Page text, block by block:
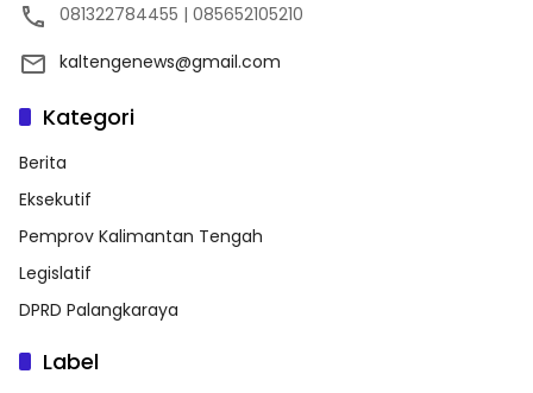
081322784455 | 085652105210
kaltengenews@gmail.com
Kategori
Berita
Eksekutif
Pemprov Kalimantan Tengah
Legislatif
DPRD Palangkaraya
Label